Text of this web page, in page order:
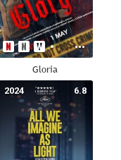
Gloria
6.8
2024